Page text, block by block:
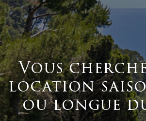
Vous
location
ou longue